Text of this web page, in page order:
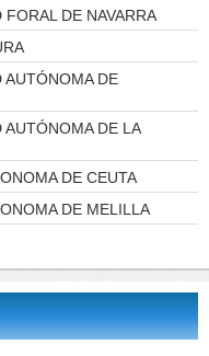
DE NAVARRA
AUTÓNOMA DE
AUTÓNOMA DE LA
DE CEUTA
DE MELILLA